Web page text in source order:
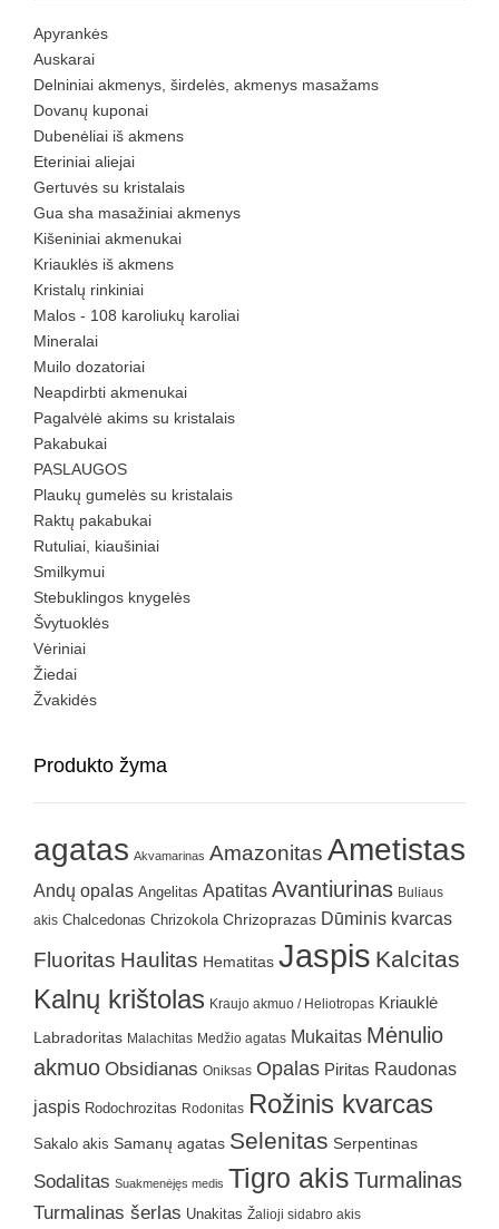
Apyrankės
Auskarai
Delniniai akmenys, širdelės, akmenys masažams
Dovanų kuponai
Dubenėliai iš akmens
Eteriniai aliejai
Gertuvės su kristalais
Gua sha masažiniai akmenys
Kišeniniai akmenukai
Kriauklės iš akmens
Kristalų rinkiniai
Malos - 108 karoliukų karoliai
Mineralai
Muilo dozatoriai
Neapdirbti akmenukai
Pagalvėlė akims su kristalais
Pakabukai
PASLAUGOS
Plaukų gumelės su kristalais
Raktų pakabukai
Rutuliai, kiaušiniai
Smilkymui
Stebuklingos knygelės
Švytuoklės
Vėriniai
Žiedai
Žvakidės
Produkto žyma
agatas Akvamarinas Amazonitas Ametistas
Andų opalas Angelitas Apatitas Avantiurinas Buliaus
akis Chalcedonas Chrizokola Chrizoprazas Dūminis kvarcas
Fluoritas Haulitas Hematitas Jaspis Kalcitas
Kalnų krištolas Kraujo akmuo / Heliotropas Kriauklė
Labradoritas Malachitas Medžio agatas Mukaitas Mėnulio
akmuo Obsidianas Oniksas Opalas Piritas Raudonas
jaspis Rodochrozitas Rodonitas Rožinis kvarcas
Sakalo akis Samanų agatas Selenitas Serpentinas
Sodalitas Suakmenėjęs medis Tigro akis Turmalinas
Turmalinas šerlas Unakitas Žalioji sidabro akis